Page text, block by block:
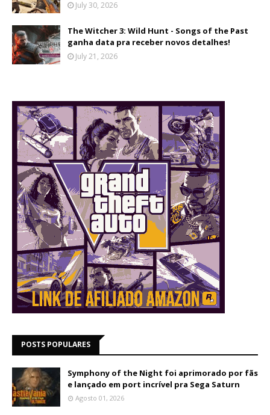
July 30, 2026
The Witcher 3: Wild Hunt - Songs of the Past
ganha data pra receber novos detalhes!
July 21, 2026
POSTS POPULARES
Symphony of the Night foi aprimorado por fãs
e lançado em port incrível pra Sega Saturn
Agosto 01, 2026